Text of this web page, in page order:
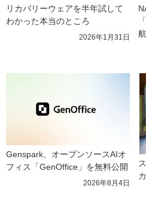
リカバリーウェアを半年試して
わかった本当のところ
2026年1月31日
Genspark、オープンソースAIオ
フィス「GenOffice」を無料公開
2026年8月4日